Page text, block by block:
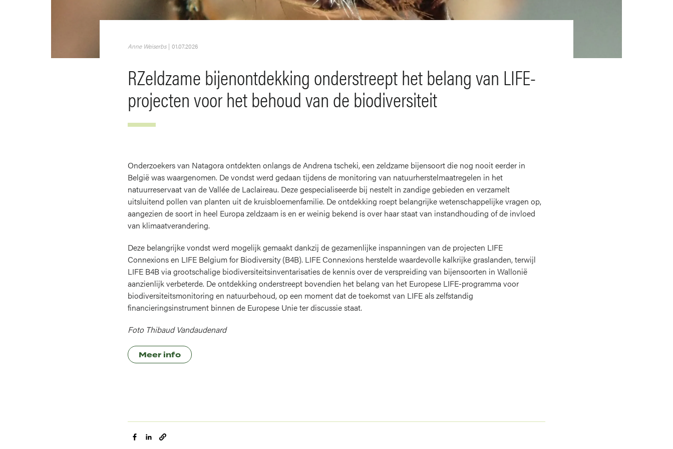
Anne Weiserbs | 01.07.2026
RZeldzame bijenontdekking onderstreept het belang van LIFE-
projecten voor het behoud van de biodiversiteit
Onderzoekers van Natagora ontdekten onlangs deAndrena tscheki, een zeldzame bijensoort die nog nooit eerder in
België was waargenomen. De vondst werd gedaan tijdens de monitoring van natuurherstelmaatregelen in het
natuurreservaat van de Vallée de Laclaireau. Deze gespecialiseerde bij nestelt in zandige gebieden en verzamelt
uitsluitend pollen van planten uit de kruisbloemenfamilie. De ontdekking roept belangrijke wetenschappelijke vragen op,
aangezien de soort in heel Europa zeldzaam is en er weinig bekend is over haar staat van instandhouding of de invloed
van klimaatverandering.
Deze belangrijke vondst werd mogelijk gemaakt dankzij de gezamenlijke inspanningen van de projecten LIFE
Connexionsen LIFE Belgium for Biodiversity (B4B). LIFE Connexions herstelde waardevolle kalkrijke graslanden, terwijl
LIFE B4B via grootschalige biodiversiteitsinventarisaties de kennis over de verspreiding van bijensoorten in Wallonië
aanzienlijk verbeterde. De ontdekking onderstreept bovendien het belang van het Europese LIFE-programma voor
biodiversiteitsmonitoring en natuurbehoud, op een moment dat de toekomst van LIFE als zelfstandig
financieringsinstrument binnen de Europese Unie ter discussie staat.
Foto Thibaud Vandaudenard
Meer info